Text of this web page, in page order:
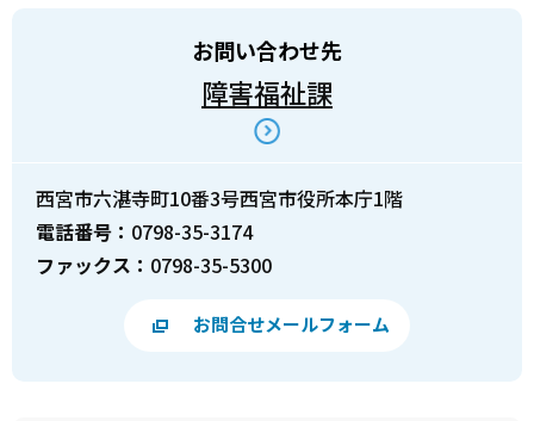
お問い合わせ先
障害福祉課
西宮市六湛寺町10番3号西宮市役所本庁1階
電話番号： 0798-35-3174
ファックス： 0798-35-5300
お問合せメールフォーム